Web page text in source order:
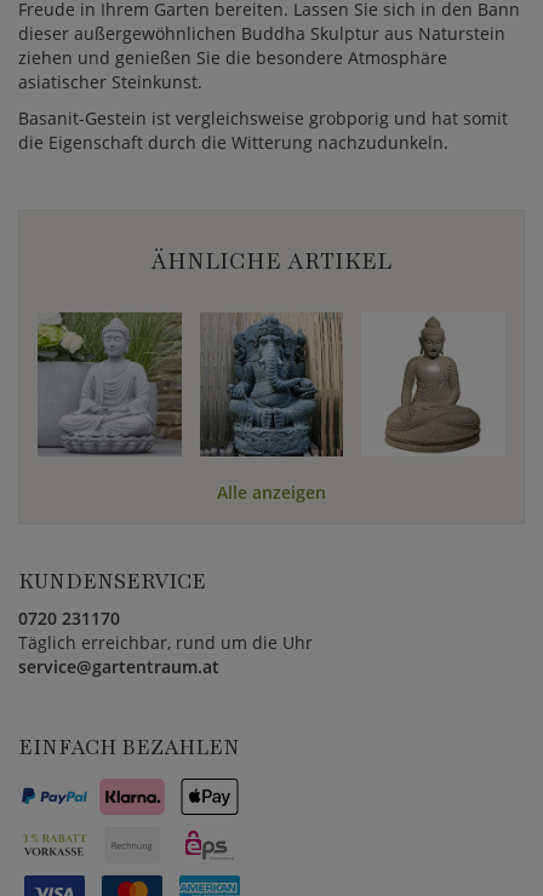
Freude in Ihrem Garten bereiten. Lassen Sie sich in den Bann
dieser außergewöhnlichen Buddha Skulptur aus Naturstein
ziehen und genießen Sie die besondere Atmosphäre
asiatischer Steinkunst.
Basanit-Gestein ist vergleichsweise grobporig und hat somit
die Eigenschaft durch die Witterung nachzudunkeln.
ÄHNLICHE ARTIKEL
Alle anzeigen
KUNDENSERVICE
0720 231170
Täglich erreichbar, rund um die Uhr
service@gartentraum.at
EINFACH BEZAHLEN